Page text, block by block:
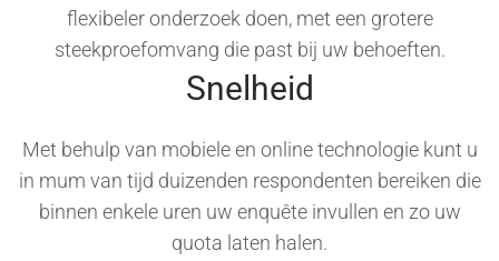
flexibeler onderzoek doen, met een grotere
steekproefomvang die past bij uw behoeften.
Snelheid
Met behulp van mobiele en online technologie kunt u
in mum van tijd duizenden respondenten bereiken die
binnen enkele uren uw enquête invullen en zo uw
quota laten halen.